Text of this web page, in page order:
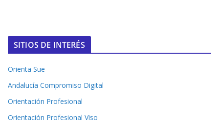
SITIOS DE INTERÉS
Orienta Sue
Andalucía Compromiso Digital
Orientación Profesional
Orientación Profesional Viso